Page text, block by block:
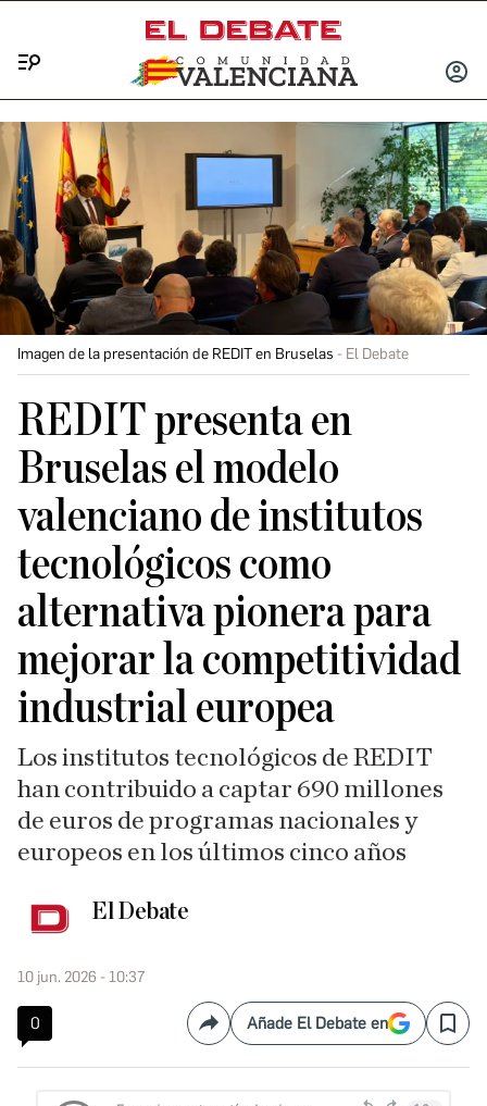
INICIAR
Imagen de la presentación de REDIT en Bruselas El Debate
REDIT presenta en
Bruselas el modelo
valenciano de institutos
tecnológicos como
alternativa pionera para
mejorar la competitividad
industrial europea
Los institutos tecnológicos de REDIT
han contribuido a captar 690 millones
de euros de programas nacionales y
europeos en los últimos cinco años
El Debate
10 jun. 2026 - 10:37
0 CompartirAñade El Debate en Save